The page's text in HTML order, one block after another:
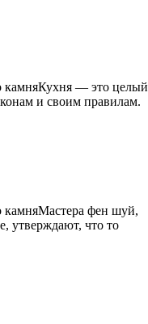
камняКухня — это целый
и своим правилам.
камняМастера фен шуй,
утверждают, что то